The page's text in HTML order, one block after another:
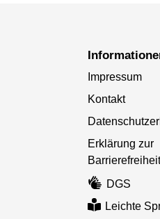
Impressum
Kontakt
Erklärung zur
Barrierefreiheit
DGS
Leichte